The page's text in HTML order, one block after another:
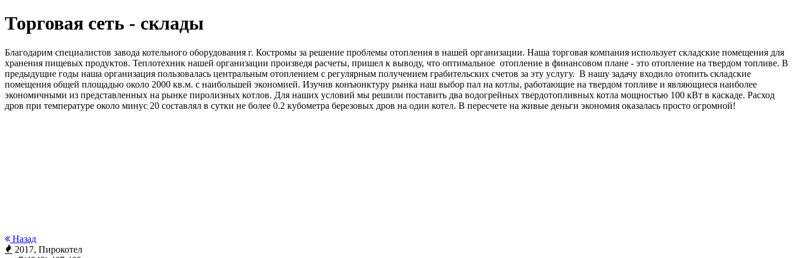
Торговая сеть - склады
Благодарим специалистов завода котельного оборудования г. Костромы за решение проблемы отопления в нашей организации. Наша торговая компания использует складские помещения для
хранения пищевых продуктов. Теплотехник нашей организации произведя расчеты, пришел к выводу, что оптимальное отопление в финансовом плане - это отопление на твердом топливе. В
предыдущие годы наша организация пользовалась центральным отоплением с регулярным получением грабительских счетов за эту услугу. В нашу задачу входило отопить складские
помещения общей площадью около 2000 кв.м. с наибольшей экономией. Изучив конъюнктуру рынка наш выбор пал на котлы, работающие на твердом топливе и являющиеся наиболее
экономичными из представленных на рынке пиролизных котлов. Для наших условий мы решили поставить два водогрейных твердотопливных котла мощностью 100 кВт в каскаде. Расход
дров при температуре около минус 20 составлял в сутки не более 0.2 кубометра березовых дров на один котел. В пересчете на живые деньги экономия оказалась просто огромной!
Назад
2017, Пирокотел